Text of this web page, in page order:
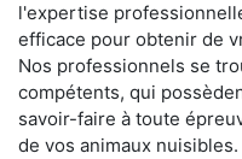
l'expertise
efficace pour obtenir de
Nos professionnels se
compétents, qui
savoir-faire à toute
de vos animaux nuisibles.